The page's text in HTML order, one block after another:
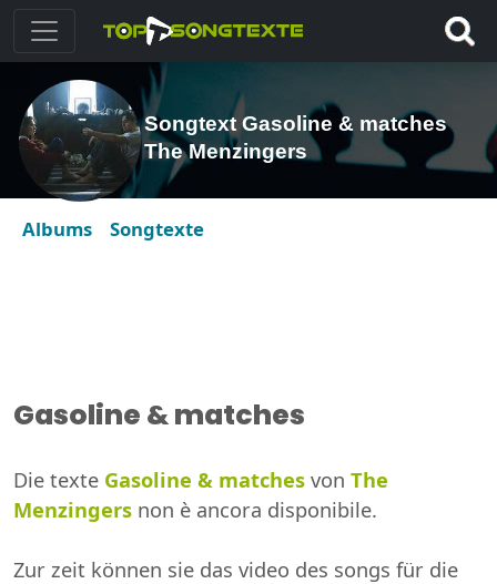
Songtext Gasoline & matches
The Menzingers
Albums Songtexte
Gasoline & matches
Die texte Gasoline & matches von The
Menzingers non è ancora disponibile.
Zur zeit können sie das video des songs für die